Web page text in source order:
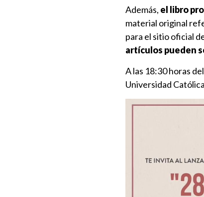
Además, el libro
material original
para el sitio oficial
artículos pueden
A las 18:30 horas
Universidad